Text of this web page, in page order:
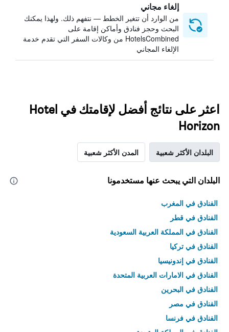
إلغاء مجاني
من الوارد أن تتغير الخطط — نتفهم ذلك. ولهذا يمكنك
البحث وحجز فنادق وأماكن إقامة على
HotelsCombined من وكالات السفر التي تقدم خدمة
الإلغاء المجاني
اعثر على نتائج أفضل لإقامتك في Hotel
Horizon
البلدان الأكثر شعبية المدن الأكثر شعبية
البلدان التي يبحث عنها مستخدمونا
الفنادق في المغرب
الفنادق في قطر
الفنادق في المملكة العربية السعودية
الفنادق في تركيا
الفنادق في إندونيسيا
الفنادق في الامارات العربية المتحدة
الفنادق في البحرين
الفنادق في مصر
الفنادق في فرنسا